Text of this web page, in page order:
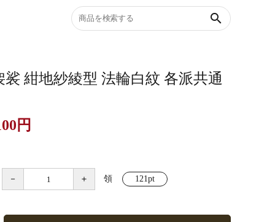
各派共通 search
裟 紺地紗綾型 法輪白紋 各派共通
円
－ ＋ 領 121pt